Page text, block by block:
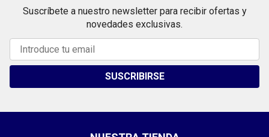
Suscríbete a nuestro newsletter para recibir ofertas y
novedades exclusivas.
SUSCRIBIRSE